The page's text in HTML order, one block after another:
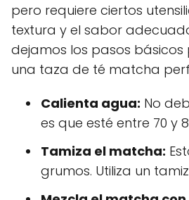
pero requiere ciertos
textura y el sabor
dejamos los pasos
una taza de té matcha
Calienta agua: No
es que esté entre 70 y
Tamiza el matcha:
grumos. Utiliza un